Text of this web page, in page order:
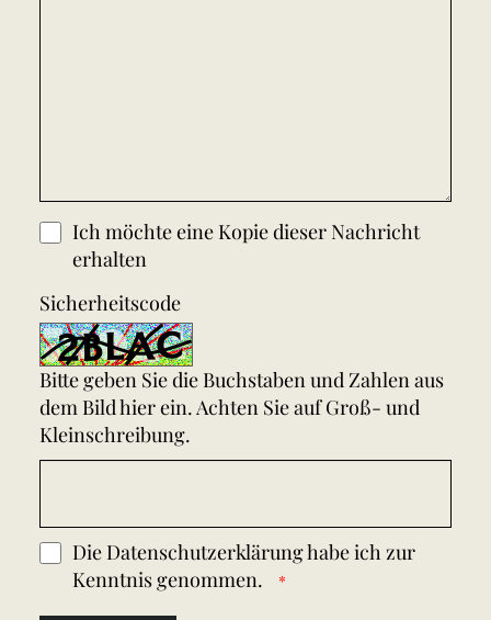
Ich möchte eine Kopie dieser Nachricht
erhalten
Sicherheitscode
Bitte geben Sie die Buchstaben und Zahlen aus
dem Bild hier ein. Achten Sie auf Groß- und
Kleinschreibung.
Die Datenschutzerklärunghabe ich zur
Kenntnis genommen.